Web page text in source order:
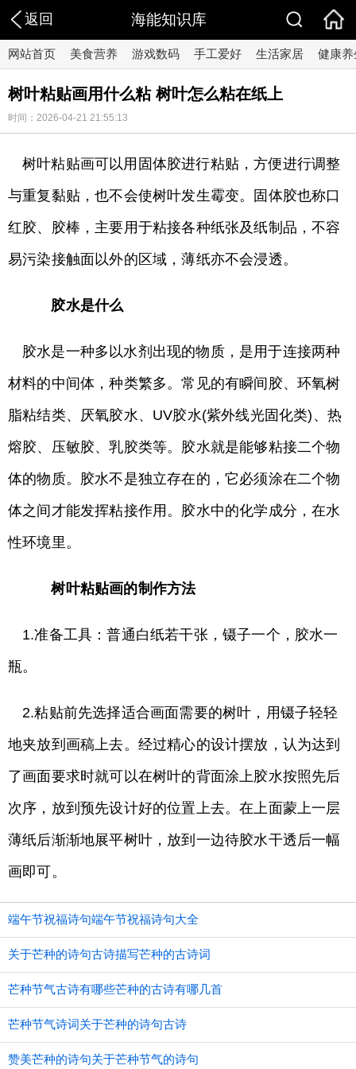
返回 海能知识库
网站首页 美食营养 游戏数码 手工爱好 生活家居 健康养
树叶粘贴画用什么粘 树叶怎么粘在纸上
时间：2026-04-21 21:55:13
树叶粘贴画可以用固体胶进行粘贴，方便进行调整
与重复黏贴，也不会使树叶发生霉变。固体胶也称口
红胶、胶棒，主要用于粘接各种纸张及纸制品，不容
易污染接触面以外的区域，薄纸亦不会浸透。
胶水是什么
胶水是一种多以水剂出现的物质，是用于连接两种
材料的中间体，种类繁多。常见的有瞬间胶、环氧树
脂粘结类、厌氧胶水、UV胶水(紫外线光固化类)、热
熔胶、压敏胶、乳胶类等。胶水就是能够粘接二个物
体的物质。胶水不是独立存在的，它必须涂在二个物
体之间才能发挥粘接作用。胶水中的化学成分，在水
性环境里。
树叶粘贴画的制作方法
1.准备工具：普通白纸若干张，镊子一个，胶水一
瓶。
2.粘贴前先选择适合画面需要的树叶，用镊子轻轻
地夹放到画稿上去。经过精心的设计摆放，认为达到
了画面要求时就可以在树叶的背面涂上胶水按照先后
次序，放到预先设计好的位置上去。在上面蒙上一层
薄纸后渐渐地展平树叶，放到一边待胶水干透后一幅
画即可。
端午节祝福诗句端午节祝福诗句大全
关于芒种的诗句古诗描写芒种的古诗词
芒种节气古诗有哪些芒种的古诗有哪几首
芒种节气诗词关于芒种的诗句古诗
赞美芒种的诗句关于芒种节气的诗句